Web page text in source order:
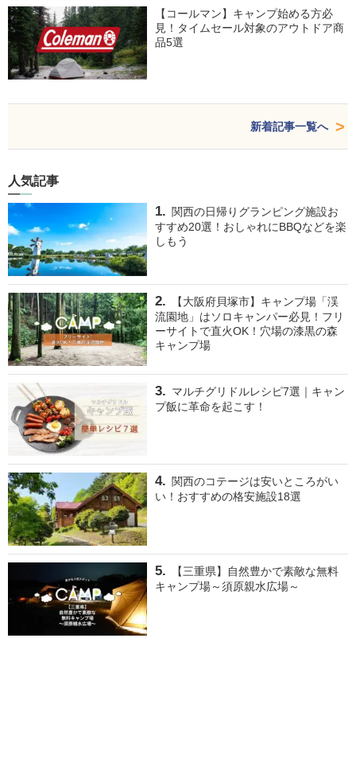
【コールマン】キャンプ始める方必
見！タイムセール対象のアウトドア商
品5選
新着記事一覧へ
人気記事
関西の日帰りグランピング施設お
すすめ20選！おしゃれにBBQなどを楽
しもう
【大阪府貝塚市】キャンプ場「渓
流園地」はソロキャンパー必見！フリ
ーサイトで直火OK！穴場の漆黒の森
キャンプ場
マルチグリドルレシピ7選｜キャン
プ飯に革命を起こす！
関西のコテージは安いところがい
い！おすすめの格安施設18選
【三重県】自然豊かで素敵な無料
キャンプ場～須原親水広場～